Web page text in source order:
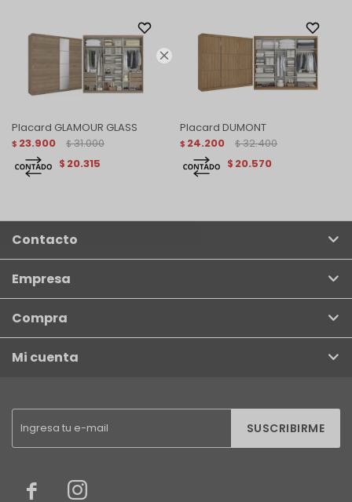

Placard GLAMOUR GLASS
$ 23.900 $ 31.000
$ 20.315
Placard DUMONT
$ 24.200 $ 32.400
$ 20.570
SUSCRIBIRME
 
Contacto
Empresa
Compra
Mi cuenta